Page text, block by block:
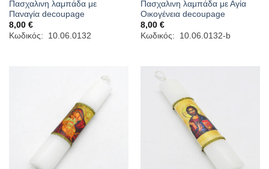
Πασχαλινη λαμπάδα με
Παναγία decoupage
8,00 €
Κωδικός: 10.06.0132
Πασχαλινη λαμπάδα με Αγία
Οικογένεια decoupage
8,00 €
Κωδικός: 10.06.0132-b